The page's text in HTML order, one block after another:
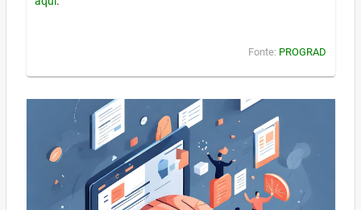
Fonte: PROGRAD